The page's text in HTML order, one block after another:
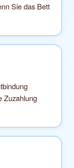
Sie das Bett
Zuzahlung